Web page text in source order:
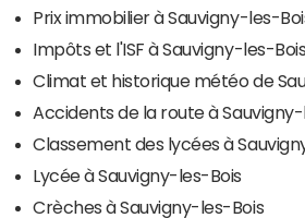
Prix immobilier à Sauvigny-les-
Impôts et l'ISF à Sauvigny-les-Bois
Climat et historique météo de
Accidents de la route à
Classement des lycées à
Lycée à Sauvigny-les-Bois
Crèches à Sauvigny-les-Bois